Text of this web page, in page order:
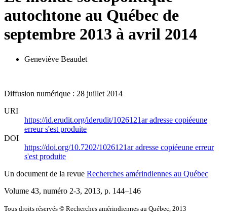
autochtone au Québec de
septembre 2013 à avril 2014
Geneviève Beaudet
Diffusion numérique : 28 juillet 2014
URI
https://id.erudit.org/iderudit/1026121aradresse copiéeune
erreur s'est produite
DOI
https://doi.org/10.7202/1026121aradresse copiéeune erreur
s'est produite
Un document de la revue Recherches amérindiennes au Québec
Volume 43, numéro 2-3, 2013, p. 144–146
Tous droits réservés © Recherches amérindiennes au Québec, 2013